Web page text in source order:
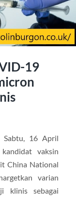
19
Sabtu, 16 April
vaksin
China National
varian
klinis sebagai